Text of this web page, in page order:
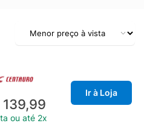
139,99
ou até 2x
Ir à Loja